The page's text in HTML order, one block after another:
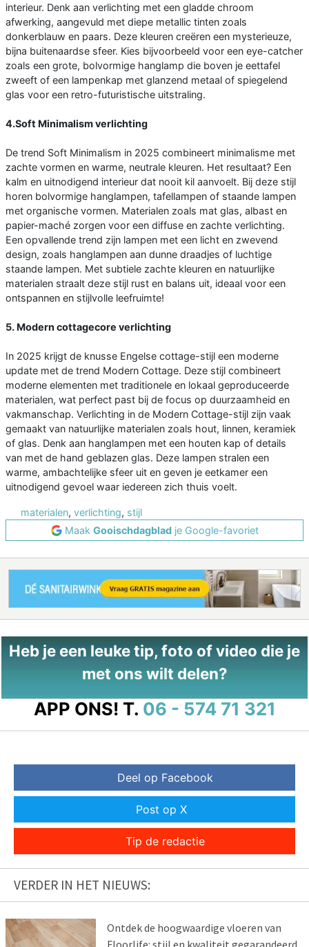
interieur. Denk aan verlichting met een gladde chroom
afwerking, aangevuld met diepe metallic tinten zoals
donkerblauw en paars. Deze kleuren creëren een mysterieuze,
bijna buitenaardse sfeer. Kies bijvoorbeeld voor een eye-catcher
zoals een grote, bolvormige hanglamp die boven je eettafel
zweeft of een lampenkap met glanzend metaal of spiegelend
glas voor een retro-futuristische uitstraling.
4.Soft Minimalism verlichting
De trend Soft Minimalism in 2025 combineert minimalisme met
zachte vormen en warme, neutrale kleuren. Het resultaat? Een
kalm en uitnodigend interieur dat nooit kil aanvoelt. Bij deze stijl
horen bolvormige hanglampen, tafellampen of staande lampen
met organische vormen. Materialen zoals mat glas, albast en
papier-maché zorgen voor een diffuse en zachte verlichting.
Een opvallende trend zijn lampen met een licht en zwevend
design, zoals hanglampen aan dunne draadjes of luchtige
staande lampen. Met subtiele zachte kleuren en natuurlijke
materialen straalt deze stijl rust en balans uit, ideaal voor een
ontspannen en stijlvolle leefruimte!
5. Modern cottagecore verlichting
In 2025 krijgt de knusse Engelse cottage-stijl een moderne
update met de trend Modern Cottage. Deze stijl combineert
moderne elementen met traditionele en lokaal geproduceerde
materialen, wat perfect past bij de focus op duurzaamheid en
vakmanschap. Verlichting in de Modern Cottage-stijl zijn vaak
gemaakt van natuurlijke materialen zoals hout, linnen, keramiek
of glas. Denk aan hanglampen met een houten kap of details
van met de hand geblazen glas. Deze lampen stralen een
warme, ambachtelijke sfeer uit en geven je eetkamer een
uitnodigend gevoel waar iedereen zich thuis voelt.
materialen, verlichting, stijl
Maak Gooischdagbladje Google-favoriet
Heb je een leuke tip, foto of video die je
met ons wilt delen?
APP ONS! T. 06 - 574 71 321
Deel op Facebook
Post op X
Tip de redactie
VERDER IN HET NIEUWS:
Ontdek de hoogwaardige vloeren van